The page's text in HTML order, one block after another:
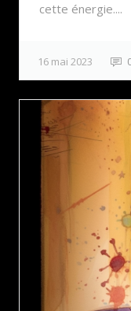
cette énergie....
16 mai 2023